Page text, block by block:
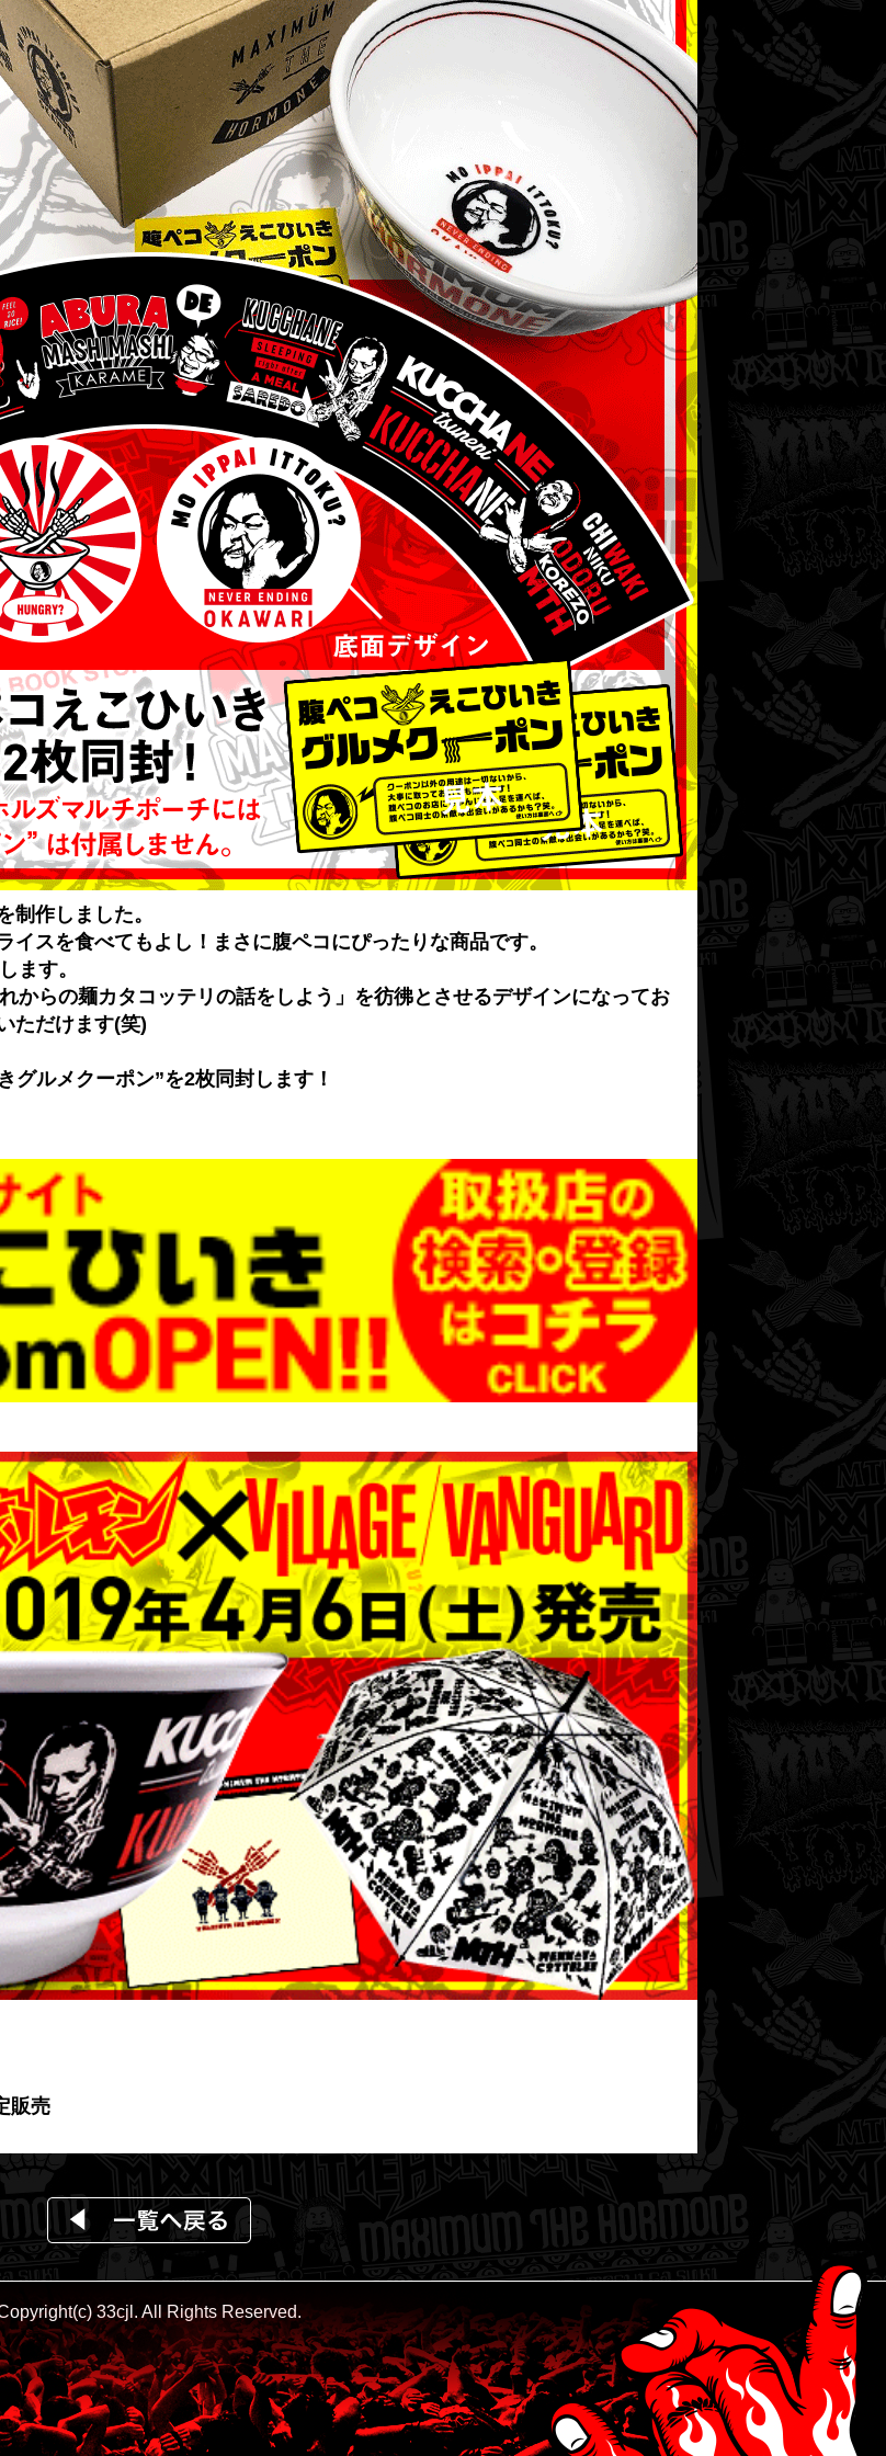
制作しました。
スを食べてもよし！まさに腹ペコにぴったりな商品です。
ます。
からの麺カタコッテリの話をしよう」を彷彿とさせるデザインになってお
ただけます(笑)
グルメクーポン”を2枚同封します！
販売
33cjl. All Rights Reserved.